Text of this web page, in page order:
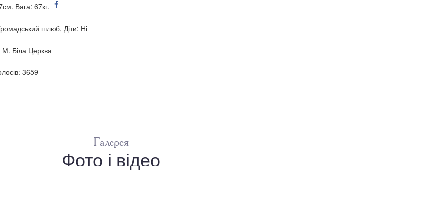
Вага: 67кг.
шлюб, Діти: Ні
М. Біла Церква
3659
Галерея
Фото і відео